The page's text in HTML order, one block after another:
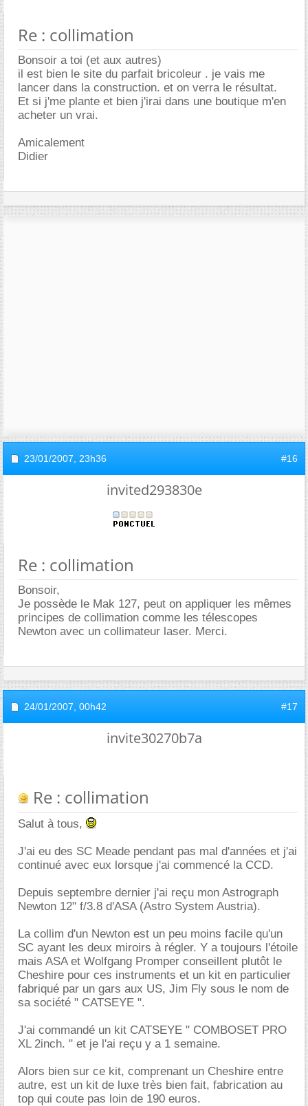
Re : collimation
Bonsoir a toi (et aux autres)
il est bien le site du parfait bricoleur . je vais me
lancer dans la construction. et on verra le résultat.
Et si j'me plante et bien j'irai dans une boutique m'en
acheter un vrai.
Amicalement
Didier
23/01/2007, 23h36 #16
invited293830e
Re : collimation
Bonsoir,
Je possède le Mak 127, peut on appliquer les mêmes
principes de collimation comme les télescopes
Newton avec un collimateur laser. Merci.
24/01/2007, 00h42 #17
invite30270b7a
Re : collimation
Salut à tous,
J'ai eu des SC Meade pendant pas mal d'années et j'ai
continué avec eux lorsque j'ai commencé la CCD.
Depuis septembre dernier j'ai reçu mon Astrograph
Newton 12" f/3.8 d'ASA (Astro System Austria).
La collim d'un Newton est un peu moins facile qu'un
SC ayant les deux miroirs à régler. Y a toujours l'étoile
mais ASA et Wolfgang Promper conseillent plutôt le
Cheshire pour ces instruments et un kit en particulier
fabriqué par un gars aux US, Jim Fly sous le nom de
sa société " CATSEYE ".
J'ai commandé un kit CATSEYE " COMBOSET PRO
XL 2inch. " et je l'ai reçu y a 1 semaine.
Alors bien sur ce kit, comprenant un Cheshire entre
autre, est un kit de luxe très bien fait, fabrication au
top qui coute pas loin de 190 euros.